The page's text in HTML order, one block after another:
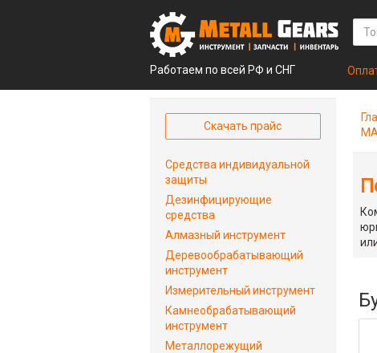
Работаем по всей РФ и СНГ
Скачать прайс
Средства индивидуальной
защиты
Дезинфицирующие
средства
Алмазный инструмент
Деревообрабатывающий
инструмент
Измерительный инструмент
Камнеобрабатывающий
инструмент
Металлорежущий